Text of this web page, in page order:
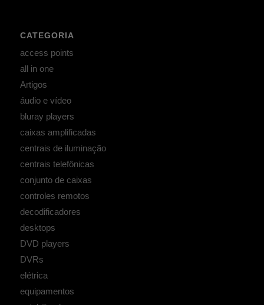
CATEGORIA
access points
all in one
Artigos
áudio e vídeo
bluray players
caixas amplificadas
centrais de iluminação
centrais telefônicas
conjunto de caixas
controles remotos
decodificadores
desktops
DVD players
DVRs
elétrica
equipamentos